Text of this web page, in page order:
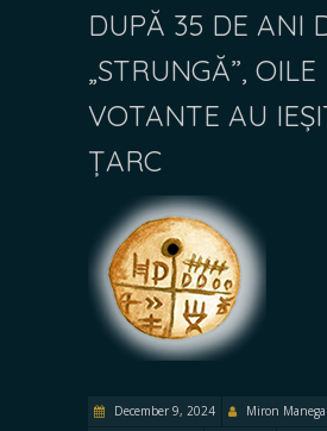
DUPĂ 35 DE ANI
„STRUNGĂ”, OILE
VOTANTE AU
ȚARC
December 9, 2024 Miron Manega